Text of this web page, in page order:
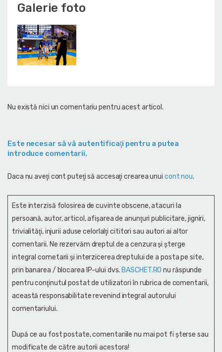
Galerie foto
Nu există nici un comentariu pentru acest articol.
Este necesar să vă autentificaţi pentru a putea
introduce comentarii.
Daca nu aveţi cont puteţi să accesaţi crearea unui cont nou.
Este interzisă folosirea de cuvinte obscene, atacuri la
persoană, autor, articol, afişarea de anunţuri publicitare, jigniri,
trivialităţi, injurii aduse celorlalţi cititori sau autori ai altor
comentarii. Ne rezervăm dreptul de a cenzura și şterge
integral cometarii și interzicerea dreptului de a posta pe site,
prin banarea / blocarea IP-ului dvs. BASCHET.RO nu răspunde
pentru conţinutul postat de utilizatori în rubrica de comentarii,
această responsabilitate revenind integral autorului
comentariului.
După ce au fost postate, comentariile nu mai pot fi șterse sau
modificate de către autorii acestora!